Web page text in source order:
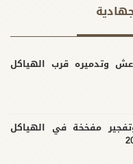
وتدميره قرب الهياكل
مفخخة في الهياكل